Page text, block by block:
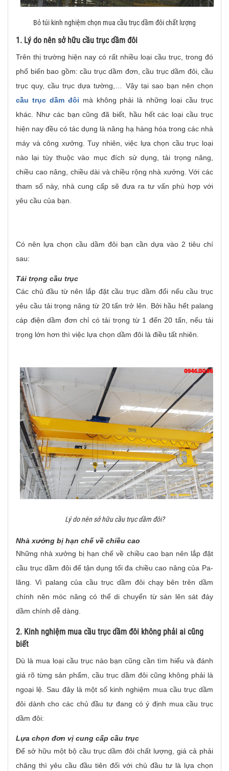
Bỏ túi kinh nghiệm chọn mua cầu trục dầm đôi chất lượng
1. Lý do nên sở hữu cầu trục dầm đôi
Trên thị trường hiện nay có rất nhiều loại cầu trục, trong đó
phổ biến bao gồm: cầu trục dầm đơn, cầu trục dầm đôi, cầu
trục quy, cầu trục dựa tường,… Vậy tại sao bạn nên chọn
cầu trục dầm đôi mà không phải là những loại cầu trục
khác. Như các bạn cũng đã biết, hầu hết các loại cầu trục
hiện nay đều có tác dụng là nâng hạ hàng hóa trong các nhà
máy và công xưởng. Tuy nhiên, việc lựa chọn cầu trục loại
nào lại tùy thuộc vào mục đích sử dụng, tải trọng nâng,
chiều cao nâng, chiều dài và chiều rộng nhà xưởng. Với các
tham số này, nhà cung cấp sẽ đưa ra tư vấn phù hợp với
yêu cầu của bạn.
Có nên lựa chọn cầu dầm đôi bạn cần dựa vào 2 tiêu chí
sau:
Tải trọng cầu trục
Các chủ đầu từ nên lắp đặt cầu trục dầm đổi nếu cầu trục
yêu cầu tải trọng nâng từ 20 tấn trở lên. Bởi hầu hết palang
cáp điện dầm đơn chỉ có tải trọng từ 1 đến 20 tấn, nếu tải
trọng lớn hơn thì việc lựa chọn dầm đôi là điều tất nhiên.
Lý do nên sở hữu cầu trục dầm đôi?
Nhà xưởng bị hạn chế về chiều cao
Những nhà xưởng bị hạn chế về chiều cao bạn nên lắp đặt
cầu trục dầm đôi để tận dụng tối đa chiều cao nâng của Pa-
lăng. Vì palang của cầu trục dầm đôi chạy bên trên dầm
chính nên móc nâng có thể di chuyển từ sàn lên sát đáy
dầm chính dễ dàng.
2. Kinh nghiệm mua cầu trục dầm đôi không phải ai cũng
biết
Dù là mua loại cầu trục nào bạn cũng cần tìm hiểu và đánh
giá rõ từng sản phẩm, cầu trục dầm đôi cũng không phải là
ngoại lệ. Sau đây là một số kinh nghiệm mua cầu trục dầm
đôi dành cho các chủ đầu tư đang có ý định mua cầu trục
dầm đôi:
Lựa chọn đơn vị cung cấp cầu trục
Để sở hữu một bộ cầu trục dầm đôi chất lượng, giá cả phải
chăng thì yêu cầu đầu tiên đối với chủ đầu tư là lựa chọn